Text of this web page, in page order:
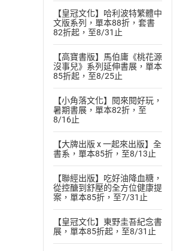
【皇冠文化】哈利波特繁體中
文版系列，單本88折，套書
82折起，至8/31止
【高寶書版】馬伯庸《桃花源
沒事兒》系列延伸書展，單本
85折起，至8/25止
【小角落文化】閱來閱好玩，
暑期書展，單本82折，至
8/16止
【大牌出版 x 一起來出版】全
書系，單本85折，至8/13止
【聯經出版】吃好油降血糖，
從控醣到舒壓的全方位健康提
案，單本85折，至7/31止
【皇冠文化】東野圭吾紀念書
展，單本85折起，至8/31止